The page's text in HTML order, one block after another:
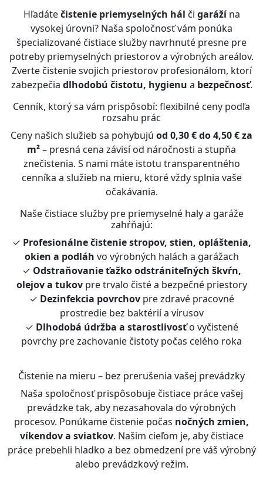
Hľadátečistenie priemyselných hál či garážína
vysokej úrovni? Naša spoločnosť vám ponúka
špecializované čistiace služby navrhnuté presne pre
potreby priemyselných priestorov a výrobných areálov.
Zverte čistenie svojich priestorov profesionálom, ktorí
zabezpečia dlhodobú čistotu, hygienu a bezpečnosť.
Cenník, ktorý sa vám prispôsobí: flexibilné ceny podľa
rozsahu prác
Ceny našich služieb sa pohybujú od 0,30 € do 4,50 € za
m²– presná cena závisí od náročnosti a stupňa
znečistenia. S nami máte istotu transparentného
cenníka a služieb na mieru, ktoré vždy splnia vaše
očakávania.
Naše čistiace služby pre priemyselné haly a garáže
zahŕňajú:
✓ Profesionálne čistenie stropov, stien, opláštenia,
okien a podláh vo výrobných halách a garážach
✓ Odstraňovanie ťažko odstrániteľných škvŕn,
olejov a tukov pre trvalo čisté a bezpečné priestory
✓ Dezinfekcia povrchovpre zdravé pracovné
prostredie bez baktérií a vírusov
✓ Dlhodobá údržba a starostlivosťo vyčistené
povrchy pre zachovanie čistoty počas celého roka
Čistenie na mieru – bez prerušenia vašej prevádzky
Naša spoločnosť prispôsobuje čistiace práce vašej
prevádzke tak, aby nezasahovala do výrobných
procesov. Ponúkame čistenie počas nočných zmien,
víkendov a sviatkov. Našim cieľom je, aby čistiace
práce prebehli hladko a bez obmedzení pre váš výrobný
alebo prevádzkový režim.